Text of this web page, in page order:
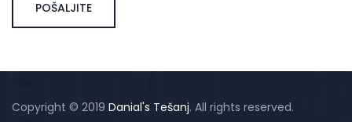
Copyright © 2019 Danial's Tešanj. All rights reserved.